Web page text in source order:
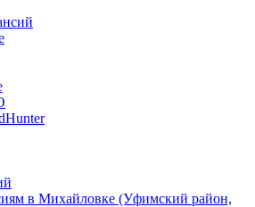
в Михайловке (Уфимский район,